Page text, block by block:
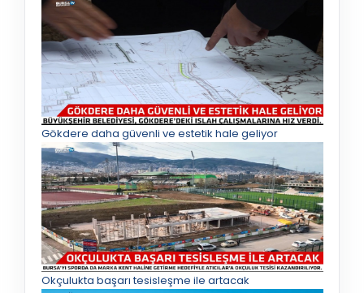
Gökdere daha güvenli ve estetik hale geliyor
Okçulukta başarı tesisleşme ile artacak